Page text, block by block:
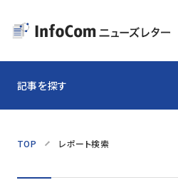
記事を探す
TOP レポート検索